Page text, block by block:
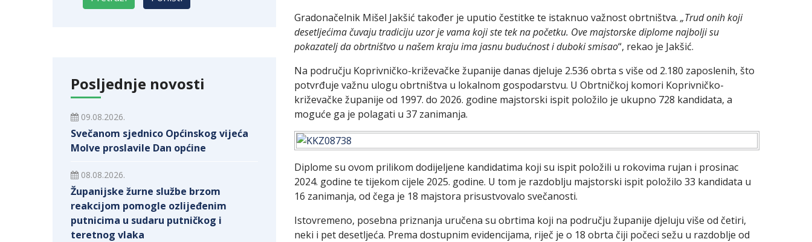
Posljednje novosti
09.08.2026.
Svečanom sjednico Općinskog vijeća
Molve proslavile Dan općine
08.08.2026.
Županijske žurne službe brzom
reakcijom pomogle ozlijeđenim
putnicima u sudaru putničkog i
teretnog vlaka
Gradonačelnik Mišel Jakšić također je uputio čestitke te istaknuo važnost obrtništva. „Trud onih koji
desetljećima čuvaju tradiciju uzor je vama koji ste tek na početku. Ove majstorske diplome najbolji su
pokazatelj da obrtništvo u našem kraju ima jasnu budućnost i duboki smisao“, rekao je Jakšić.
Na području Koprivničko-križevačke županije danas djeluje 2.536 obrta s više od 2.180 zaposlenih, što
potvrđuje važnu ulogu obrtništva u lokalnom gospodarstvu. U Obrtničkoj komori Koprivničko-
križevačke županije od 1997. do 2026. godine majstorski ispit položilo je ukupno 728 kandidata, a
moguće ga je polagati u 37 zanimanja.
Diplome su ovom prilikom dodijeljene kandidatima koji su ispit položili u rokovima rujan i prosinac
2024. godine te tijekom cijele 2025. godine. U tom je razdoblju majstorski ispit položilo 33 kandidata u
16 zanimanja, od čega je 18 majstora prisustvovalo svečanosti.
Istovremeno, posebna priznanja uručena su obrtima koji na području županije djeluju više od četiri,
neki i pet desetljeća. Prema dostupnim evidencijama, riječ je o 18 obrta čiji počeci sežu u razdoblje od